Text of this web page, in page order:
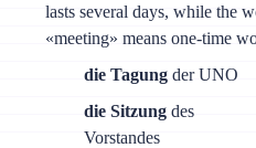
lasts several days, while the
«meeting» means one-time
die Tagung der UNO
die Sitzung des
Vorstandes